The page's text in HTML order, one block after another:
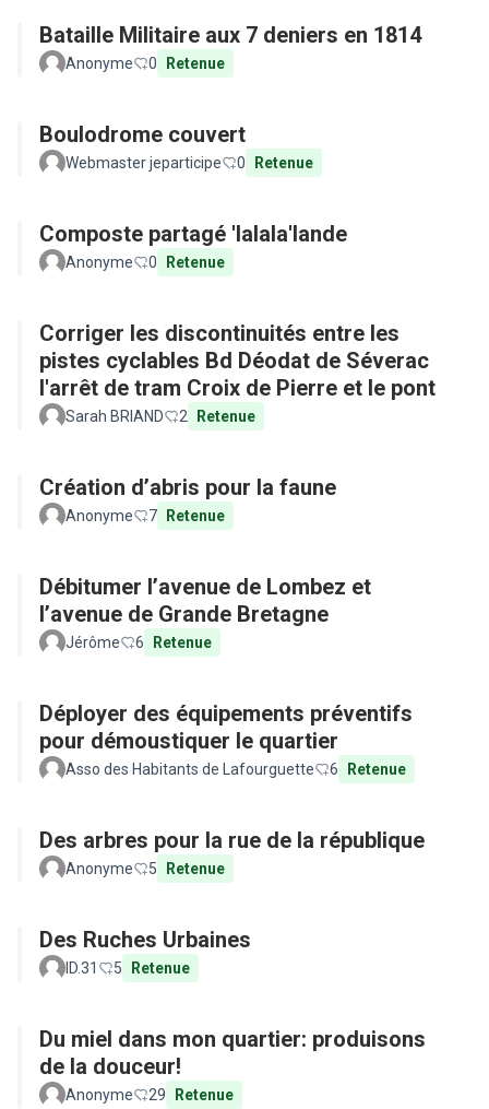
Bataille Militaire aux 7 deniers en 1814
Anonyme 0 Retenue
Boulodrome couvert
Webmaster jeparticipe 0 Retenue
Composte partagé 'lalala'lande
Anonyme 0 Retenue
Corriger les discontinuités entre les
pistes cyclables Bd Déodat de Séverac
l'arrêt de tram Croix de Pierre et le pont
Sarah BRIAND 2 Retenue
Création d’abris pour la faune
Anonyme 7 Retenue
Débitumer l’avenue de Lombez et
l’avenue de Grande Bretagne
Jérôme 6 Retenue
Déployer des équipements préventifs
pour démoustiquer le quartier
Asso des Habitants de Lafourguette 6 Retenue
Des arbres pour la rue de la république
Anonyme 5 Retenue
Des Ruches Urbaines
ID.31 5 Retenue
Du miel dans mon quartier: produisons
de la douceur!
Anonyme 29 Retenue